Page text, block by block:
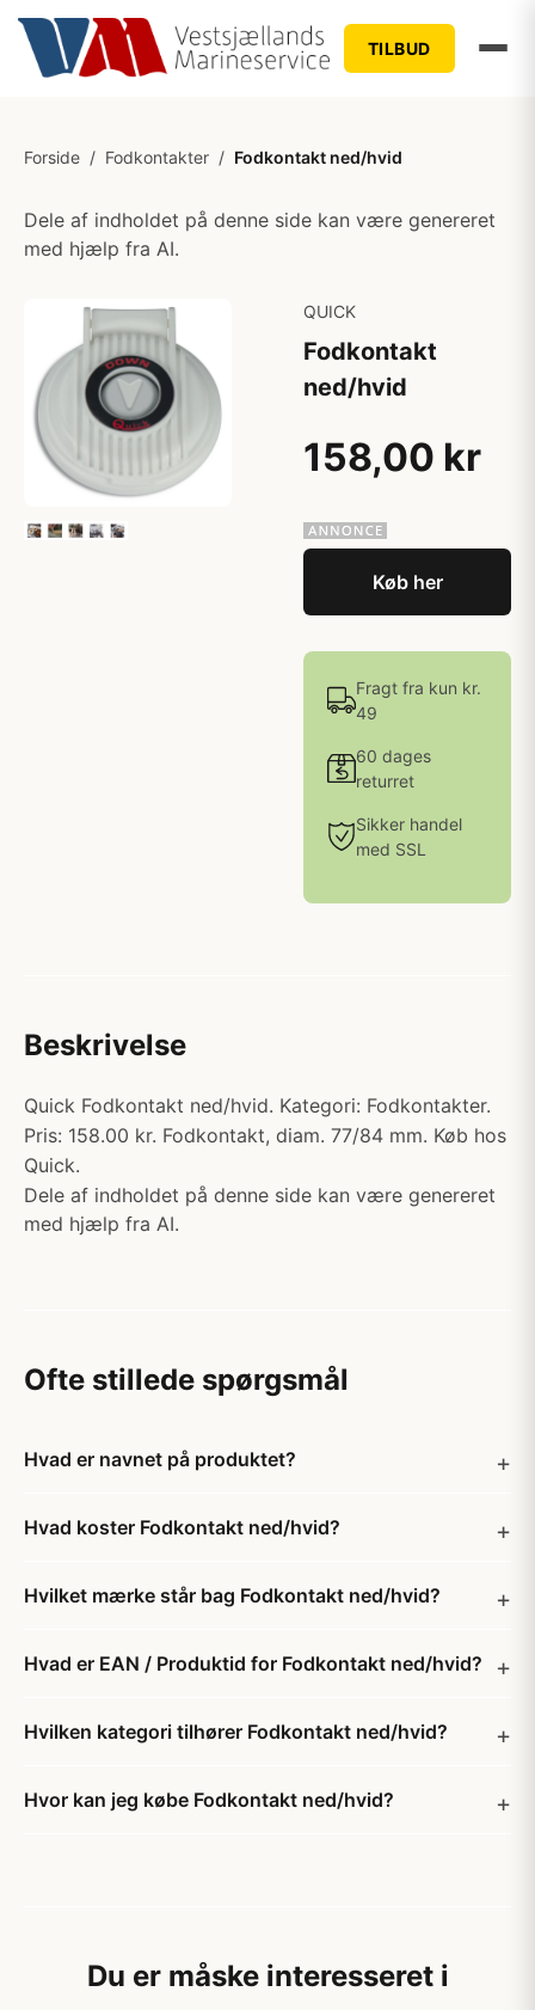
TILBUD
Forside / Fodkontakter / Fodkontakt ned/hvid
Dele af indholdet på denne side kan være genereret
med hjælp fra AI.
QUICK
Fodkontakt
ned/hvid
158,00 kr
Køb her
Fragt fra kun kr.
49
60 dages
returret
Sikker handel
med SSL
Beskrivelse
Quick Fodkontakt ned/hvid. Kategori: Fodkontakter.
Pris: 158.00 kr. Fodkontakt, diam. 77/84 mm. Køb hos
Quick.
Dele af indholdet på denne side kan være genereret
med hjælp fra AI.
Ofte stillede spørgsmål
Hvad er navnet på produktet?
Hvad koster Fodkontakt ned/hvid?
Hvilket mærke står bag Fodkontakt ned/hvid?
Hvad er EAN / Produktid for Fodkontakt ned/hvid?
Hvilken kategori tilhører Fodkontakt ned/hvid?
Hvor kan jeg købe Fodkontakt ned/hvid?
Du er måske interesseret i